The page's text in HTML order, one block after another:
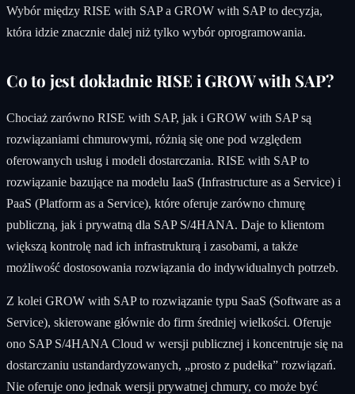
Wybór między RISE with SAP a GROW with SAP to decyzja,
która idzie znacznie dalej niż tylko wybór oprogramowania.
Co to jest dokładnie RISE i GROW with SAP?
Chociaż zarówno RISE with SAP, jak i GROW with SAP są
rozwiązaniami chmurowymi, różnią się one pod względem
oferowanych usług i modeli dostarczania. RISE with SAP to
rozwiązanie bazujące na modelu IaaS (Infrastructure as a Service) i
PaaS (Platform as a Service), które oferuje zarówno chmurę
publiczną, jak i prywatną dla SAP S/4HANA. Daje to klientom
większą kontrolę nad ich infrastrukturą i zasobami, a także
możliwość dostosowania rozwiązania do indywidualnych potrzeb.
Z kolei GROW with SAP to rozwiązanie typu SaaS (Software as a
Service), skierowane głównie do firm średniej wielkości. Oferuje
ono SAP S/4HANA Cloud w wersji publicznej i koncentruje się na
dostarczaniu ustandardyzowanych, „prosto z pudełka” rozwiązań.
Nie oferuje ono jednak wersji prywatnej chmury, co może być